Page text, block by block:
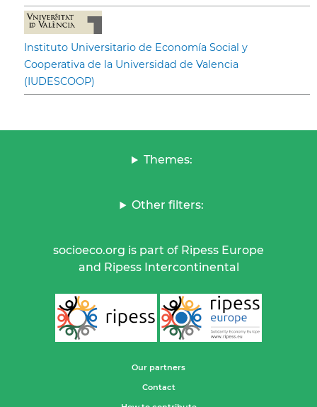
Instituto Universitario de Economía Social y
Cooperativa de la Universidad de Valencia
(IUDESCOOP)
Themes:
Other filters:
socioeco.org is part of Ripess Europe
and Ripess Intercontinental
Our partners
Contact